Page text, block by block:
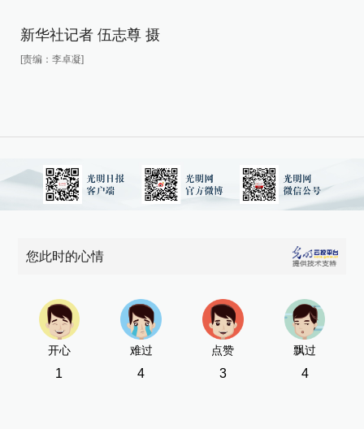
新华社记者 伍志尊 摄
[责编：李卓凝]
您此时的心情
开心
1
难过
4
点赞
3
飘过
4